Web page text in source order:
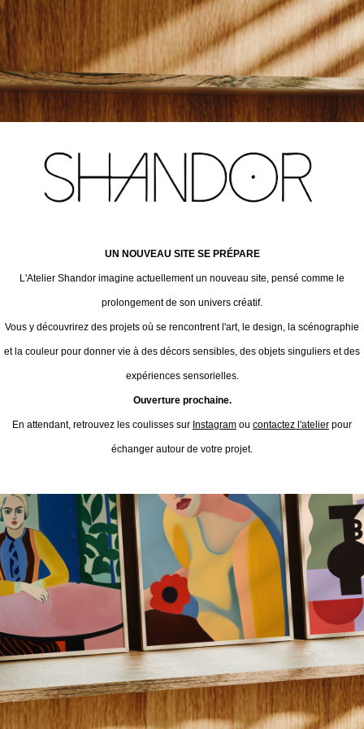
UN NOUVEAU SITE SE PRÉPARE
L'Atelier Shandor imagine actuellement un nouveau site, pensé comme le
prolongement de son univers créatif.
Vous y découvrirez des projets où se rencontrent l'art, le design, la scénographie
et la couleur pour donner vie à des décors sensibles, des objets singuliers et des
expériences sensorielles.
Ouverture prochaine.
En attendant, retrouvez les coulisses sur Instagram ou contactez l'atelier pour
échanger autour de votre projet.